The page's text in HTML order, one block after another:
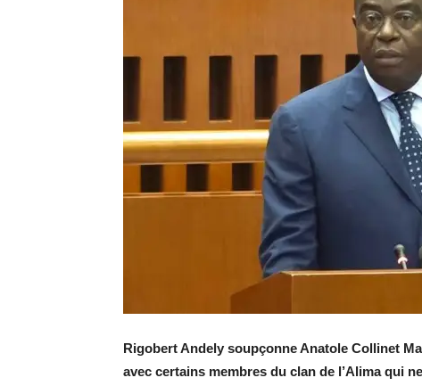
Rigobert Andely soupçonne Anatole Collinet
avec certains membres du clan de l’Alima qui